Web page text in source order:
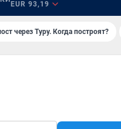
EUR 93,19
через Туру. Когда построят?